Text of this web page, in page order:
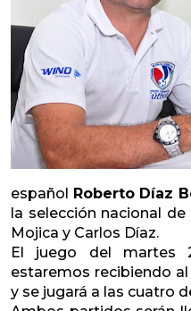
español
Roberto Díaz
la selección nacional
Mojica y Carlos Díaz.
El juego del martes
estaremos recibiendo
y se jugará a las cuatro